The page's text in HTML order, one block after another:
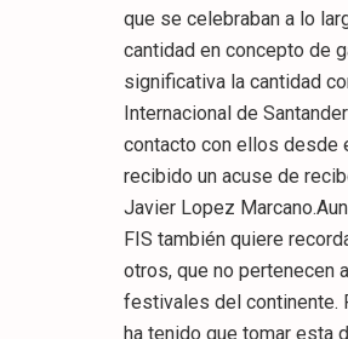
que se celebraban a lo
cantidad en concepto de
significativa la cantidad
Internacional de
contacto con ellos desde
recibido un acuse de
Javier Lopez
FIS también quiere
otros, que no pertenecen
festivales del continente.
ha tenido que tomar esta